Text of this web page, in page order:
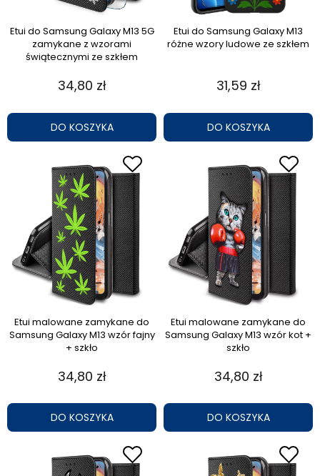
Etui do Samsung Galaxy M13 5G
zamykane z wzorami
świątecznymi ze szkłem
34,80 zł
DO KOSZYKA
Etui do Samsung Galaxy M13
różne wzory ludowe ze szkłem
31,59 zł
DO KOSZYKA
Etui malowane zamykane do
Samsung Galaxy M13 wzór fajny
+ szkło
34,80 zł
DO KOSZYKA
Etui malowane zamykane do
Samsung Galaxy M13 wzór kot +
szkło
34,80 zł
DO KOSZYKA